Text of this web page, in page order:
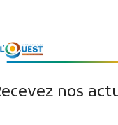
nos